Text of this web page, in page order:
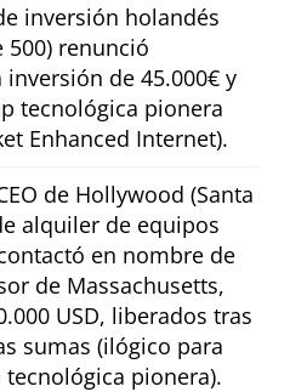
inversión holandés
renunció
de 45.000€ y
tecnológica pionera
Enhanced Internet).
de Hollywood (Santa
alquiler de equipos
en nombre de
de Massachusetts,
USD, liberados tras
sumas (ilógico para
pionera).